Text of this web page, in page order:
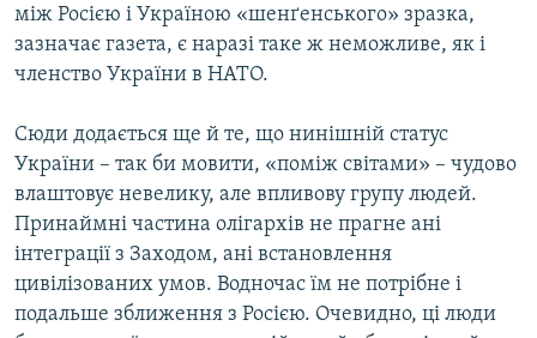
між Росією і Україною «шенґенського» зразка,
зазначає газета, є наразі таке ж неможливе, як і
членство України в НАТО.
Сюди додається ще й те, що нинішній статус
України – так би мовити, «поміж світами» – чудово
влаштовує невелику, але впливову групу людей.
Принаймні частина олігархів не прагне ані
інтеграції з Заходом, ані встановлення
цивілізованих умов. Водночас їм не потрібне і
подальше зближення з Росією. Очевидно, ці люди